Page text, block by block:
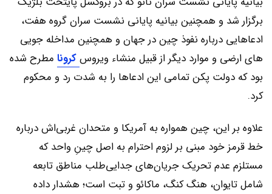
برگزار شد و همچنین بیانیه پایانی نشست سران گروه هفت،
ادعاهایی درباره نفوذ چین در جهان و همچنین مداخله جویی
های ارضی و موارد دیگر از قبیل منشاء ویروسکرونا مطرح شده
بود که دولت پکن تمامی این ادعاها را به شدت رد و محکوم
کرد.
علاوه بر این، چین همواره به آمریکا و متحدان غربی‌اش درباره
خط قرمز خود مبنی بر لزوم احترام به اصل چینِ واحد که
مستلزم عدم تحریک جریان‌های جدایی‌طلب مناطق تابعه
شامل تایوان، هنگ کنگ، ماکائو و تبت است؛ هشدار داده